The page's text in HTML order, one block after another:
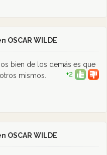
OSCAR WILDE
bien de los demás es que
mismos.
+2
OSCAR WILDE